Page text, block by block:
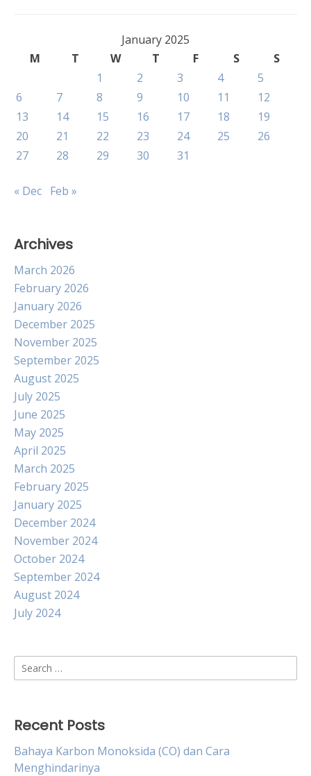
January 2025
M
T W T F S
S
1
2 3 4
5
6
7 8 9 10 11
12
13
14 15 16 17 18
19
20
21 22 23 24 25
26
27
28 29 30 31
« Dec Feb »
Archives
March 2026
February 2026
January 2026
December 2025
November 2025
September 2025
August 2025
July 2025
June 2025
May 2025
April 2025
March 2025
February 2025
January 2025
December 2024
November 2024
October 2024
September 2024
August 2024
July 2024
Search
for:
Recent Posts
Bahaya Karbon Monoksida (CO) dan Cara
Menghindarinya